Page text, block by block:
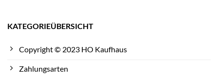
KATEGORIEÜBERSICHT
Copyright © 2023 HO Kaufhaus
Zahlungsarten